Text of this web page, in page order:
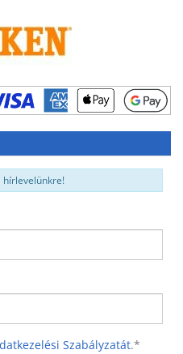
hírlevelünkre!
Szabályzatát.*